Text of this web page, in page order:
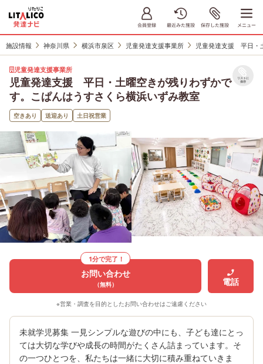
施設情報 神奈川県 横浜市泉区 児童発達支援事業所 児童発達支援 平日・
児童発達支援事業所
児童発達支援 平日・土曜空きが残りわずかで
す。こぱんはうすさくら横浜いずみ教室
リストに
保存
空きあり 送迎あり 土日祝営業
1分で完了！
お問い合わせ
（無料） 電話
※営業・調査を目的としたお問い合わせはご遠慮ください
未就学児募集 一見シンプルな遊びの中にも、子ども達にとっ
ては大切な学びや成長の時間がたくさん詰まっています。そ
の一つひとつを、私たちは一緒に大切に積み重ねていきま